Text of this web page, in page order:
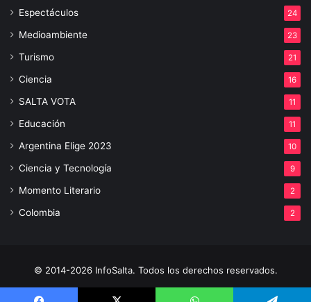
Espectáculos 24
Medioambiente 23
Turismo 21
Ciencia 16
SALTA VOTA 11
Educación 11
Argentina Elige 2023 10
Ciencia y Tecnología 9
Momento Literario 2
Colombia 2
© 2014-2026 InfoSalta. Todos los derechos reservados.